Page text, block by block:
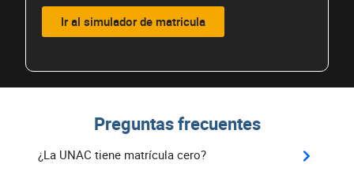
Ir al simulador de matricula
Preguntas frecuentes
¿La UNAC tiene matrícula cero?